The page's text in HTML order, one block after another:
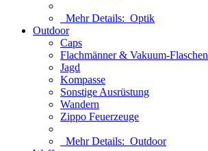
Mehr Details: Optik
Outdoor
Caps
Flachmänner & Vakuum-Flaschen
Jagd
Kompasse
Sonstige Ausrüstung
Wandern
Zippo Feuerzeuge
Mehr Details: Outdoor